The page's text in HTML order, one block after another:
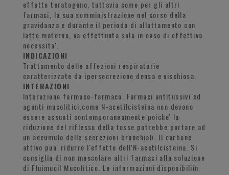
effetto teratogeno, tuttavia come per gli altri
farmaci, la sua somministrazione nel corso della
gravidanza e durante il periodo di allattamento con
latte materno, va effettuata solo in caso di effettiva
necessita'.
INDICAZIONI
Trattamento delle affezioni respiratorie
caratterizzate da ipersecrezione densa e vischiosa.
INTERAZIONI
Interazione farmaco-farmaco. Farmaci antitussivi ed
agenti mucolitici,come N-acetilcisteina non devono
essere assunti contemporaneamente poiche' la
riduzione del riflesso della tosse potrebbe portare ad
un accumulo delle secrezioni bronchiali. Il carbone
attivo puo' ridurre l'effetto dell'N-acetilcisteina. Si
consiglia di non mescolare altri farmaci alla soluzione
di Fluimucil Mucolitico. Le informazioni disponibiliin